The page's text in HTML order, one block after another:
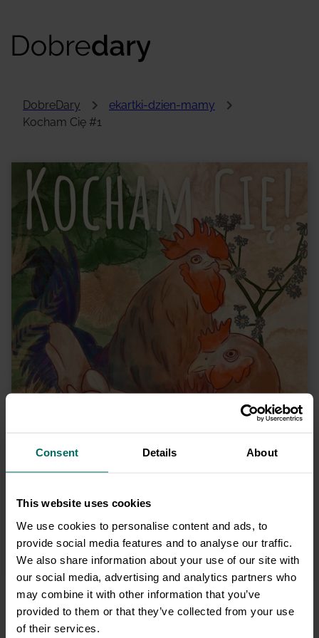
Consent Details About
This website uses cookies
We use cookies to personalise content and ads, to
provide social media features and to analyse our traffic.
We also share information about your use of our site with
our social media, advertising and analytics partners who
may combine it with other information that you’ve
provided to them or that they’ve collected from your use
of their services.
DobreDary
ekartki-dzien-mamy
Kocham Cię #1
Hej!
To przykładowa treść kartki, którą samodzielnie
uzupełnisz. To tutaj zobaczysz słowa, które
wypłyną prosto z Twojego serca!
Na koniec zdecydujesz, jak chcesz przekazać
obdarowanemu swoją kartkę. Będziesz mieć
możliwość wygenerowania unikalnego linku do
kartki oraz pobrania kartki ze swoimi życzeniami w
PDF.
Na kartce może się też znaleźć cel darowizny - możesz go także
kartki→
Kocham Cię #1